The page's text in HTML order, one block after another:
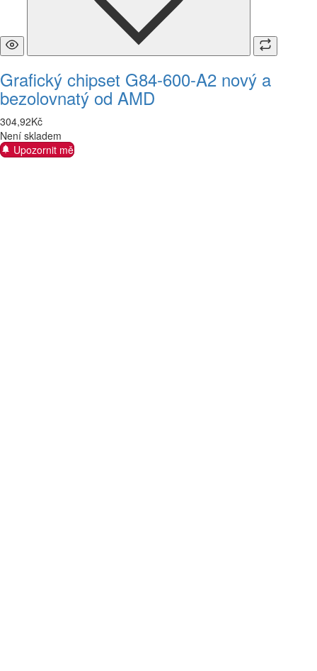
Grafický chipset G84-600-A2 nový a
bezolovnatý od AMD
304,92Kč
Není skladem
Upozornit mě